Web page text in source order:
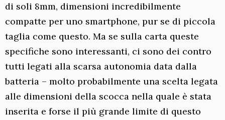
di soli 8mm, dimensioni incredibilmente
compatte per uno smartphone, pur se di piccola
taglia come questo. Ma se sulla carta queste
specifiche sono interessanti, ci sono dei contro
tutti legati alla scarsa autonomia data dalla
batteria – molto probabilmente una scelta legata
alle dimensioni della scocca nella quale è stata
inserita e forse il più grande limite di questo